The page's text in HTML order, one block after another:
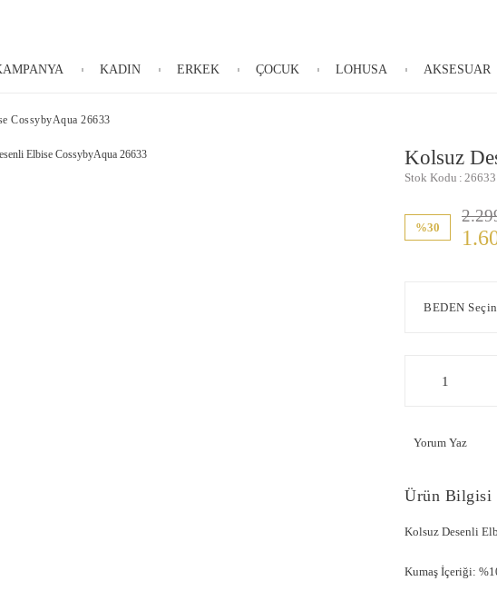
KADIN ERKEK ÇOCUK LOHUSA AKSESUAR
CossybyAqua 26633
Kolsuz
Stok Kodu 26633
%30
Yorum Yaz
Ürün Bilgisi
Kolsuz Desenli
Kumaş İçeriği: